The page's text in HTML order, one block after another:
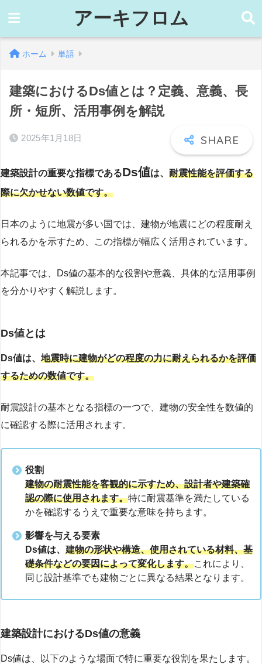
アーキフロム
ホーム 単語
建築におけるDs値とは？定義、意義、長
所・短所、活用事例を解説
2025年1月18日
建築設計の重要な指標であるDs値は、 耐震性能を評価する
際に欠かせない数値です。
日本のように地震が多い国では、建物が地震にどの程度耐え
られるかを示すため、この指標が幅広く活用されています。
本記事では、Ds値の基本的な役割や意義、具体的な活用事例
を分かりやすく解説します。
Ds値とは
Ds値は、 地震時に建物がどの程度の力に耐えられるかを評価
するための数値です。
耐震設計の基本となる指標の一つで、建物の安全性を数値的
に確認する際に活用されます。
役割
建物の耐震性能を客観的に示すため、設計者や建築確
認の際に使用されます。特に耐震基準を満たしている
かを確認するうえで重要な意味を持ちます。
影響を与える要素
Ds値は、 建物の形状や構造、使用されている材料、基
礎条件などの要因によって変化します。これにより、
同じ設計基準でも建物ごとに異なる結果となります。
建築設計におけるDs値の意義
Ds値は、以下のような場面で特に重要な役割を果たします。